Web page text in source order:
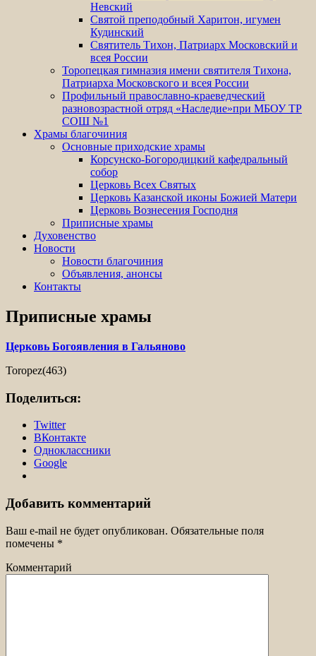
Невский
Святой преподобный Харитон, игумен
Кудинский
Святитель Тихон, Патриарх Московский и
всея России
Торопецкая гимназия имени святителя Тихона,
Патриарха Московского и всея России
Профильный православно-краеведческий
разновозрастной отряд «Наследие»при МБОУ ТР
СОШ №1
Храмы благочиния
Основные приходские храмы
Корсунско-Богородицкий кафедральный
собор
Церковь Всех Святых
Церковь Казанской иконы Божией Матери
Церковь Вознесения Господня
Приписные храмы
Духовенство
Новости
Новости благочиния
Объявления, анонсы
Контакты
Приписные храмы
Церковь Богоявления в Гальяново
Toropez(463)
Поделиться:
Twitter
ВКонтакте
Одноклассники
Google
Добавить комментарий
Ваш e-mail не будет опубликован. Обязательные поля
помечены *
Комментарий